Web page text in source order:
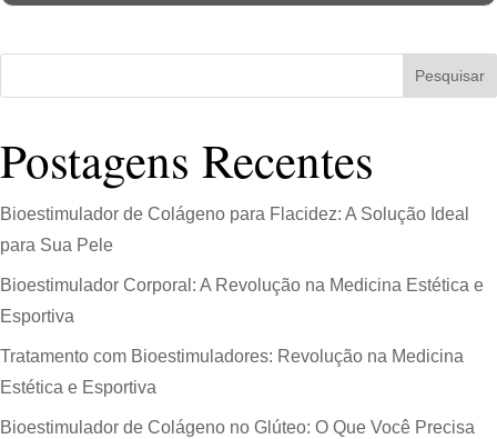
Pesquisar
Postagens Recentes
Bioestimulador de Colágeno para Flacidez: A Solução Ideal
para Sua Pele
Bioestimulador Corporal: A Revolução na Medicina Estética e
Esportiva
Tratamento com Bioestimuladores: Revolução na Medicina
Estética e Esportiva
Bioestimulador de Colágeno no Glúteo: O Que Você Precisa